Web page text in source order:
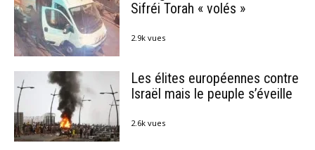
Sifréi Torah « volés »
2.9k vues
Les élites européennes contre
Israël mais le peuple s’éveille
2.6k vues